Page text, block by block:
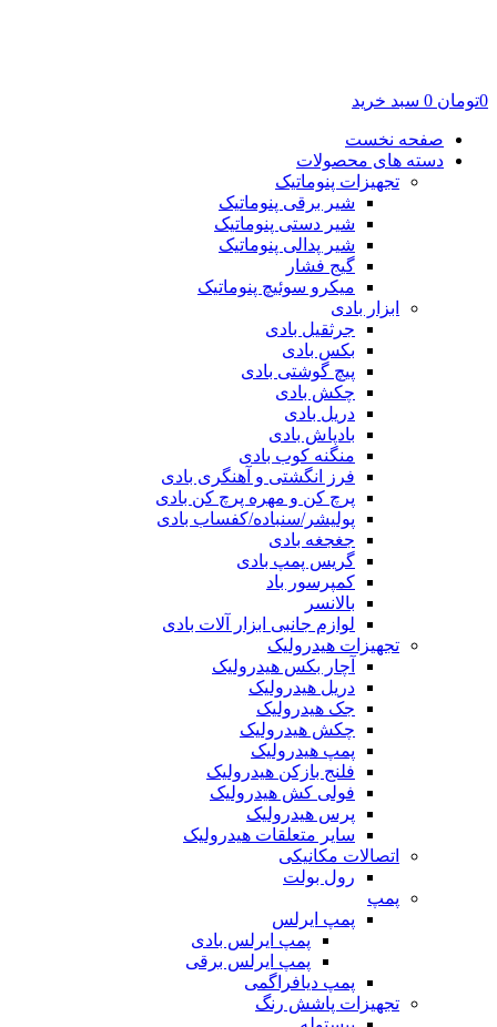
0تومان 0 سبد خرید
صفحه نخست
دسته های محصولات
تجهیزات پنوماتیک
شیر برقی پنوماتیک
شیر دستی پنوماتیک
شیر پدالی پنوماتیک
گیج فشار
میکرو سوئیچ پنوماتیک
ابزار بادی
جرثقیل بادی
بکس بادی
پیچ گوشتی بادی
چکش بادی
دریل بادی
بادپاش بادی
منگنه کوب بادی
فرز انگشتی و آهنگری بادی
پرچ کن و مهره پرچ کن بادی
پولیشر/سنباده/کفساب بادی
جغجغه بادی
گریس پمپ بادی
کمپرسور باد
بالانسر
لوازم جانبی ابزار آلات بادی
تجهیزات هیدرولیک
آچار بکس هیدرولیک
دریل هیدرولیک
جک هیدرولیک
چکش هیدرولیک
پمپ هیدرولیک
فلنج بازکن هیدرولیک
فولی کش هیدرولیک
پرس هیدرولیک
سایر متعلقات هیدرولیک
اتصالات مکانیکی
رول بولت
پمپ
پمپ ایرلس
پمپ ایرلس بادی
پمپ ایرلس برقی
پمپ دیافراگمی
تجهیزات پاشش رنگ